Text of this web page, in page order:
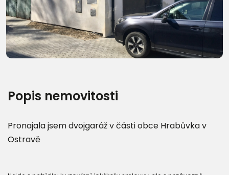
Popis nemovitosti
Pronajala jsem dvojgaráž v části obce Hrabůvka v
Ostravě